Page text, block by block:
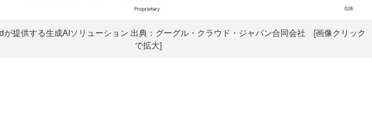
が提供する生成AIソリューション 出典：グーグル・クラウド・ジャパン合同会社 [画像クリック
で拡大]